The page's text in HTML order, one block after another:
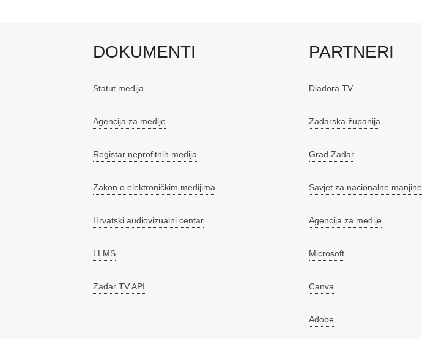
DOKUMENTI
Statut medija
Agencija za medije
Registar neprofitnih medija
Zakon o elektroničkim medijima
Hrvatski audiovizualni centar
LLMS
Zadar TV API
PARTNERI
Diadora TV
Zadarska županija
Grad Zadar
Savjet za nacionalne manjine
Agencija za medije
Microsoft
Canva
Adobe